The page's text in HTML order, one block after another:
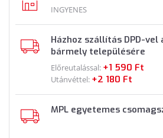
INGYENES
Házhoz szállítás DPD-vel
bármely településére
Előreutalással: +1 590 Ft
Utánvéttel: +2 180 Ft
MPL egyetemes